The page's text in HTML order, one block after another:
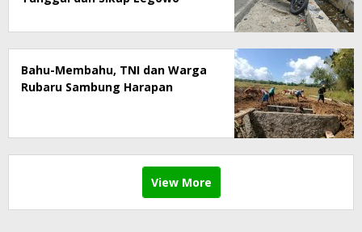
Bahu-Membahu, TNI dan Warga
Rubaru Sambung Harapan
View More